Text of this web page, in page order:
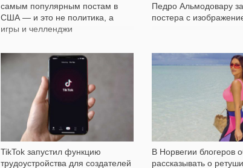
самым популярным постам в
США — и это не политика, а
игры и челленджи
Педро Альмодовару
постера с
TikTok запустил функцию
трудоустройства для создателей
В Норвегии блогеров
рассказывать о